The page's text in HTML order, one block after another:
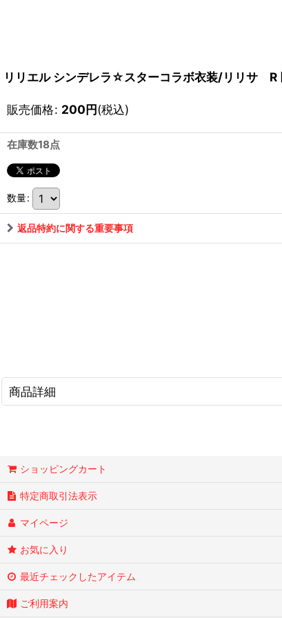
リリエル シンデレラ☆スターコラボ衣装/リリサ R
販売価格: 200円(税込)
在庫数18点
数量:
返品特約に関する重要事項
商品詳細
ショッピングカート
特定商取引法表示
マイページ
お気に入り
最近チェックしたアイテム
ご利用案内